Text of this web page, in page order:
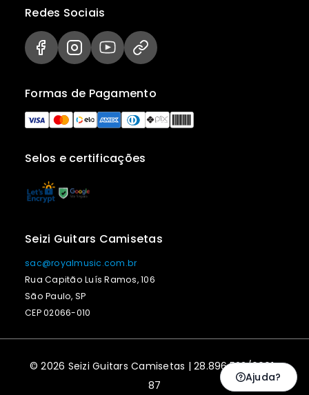
Selos e certificações
Formas de Pagamento
Redes Sociais
Seizi Guitars Camisetas
sac@royalmusic.com.br
Rua Capitão Luís Ramos, 106
São Paulo, SP
CEP 02066-010
© 2026 Seizi Guitars Camisetas | 28.896.523/0001-
87
Ajuda?